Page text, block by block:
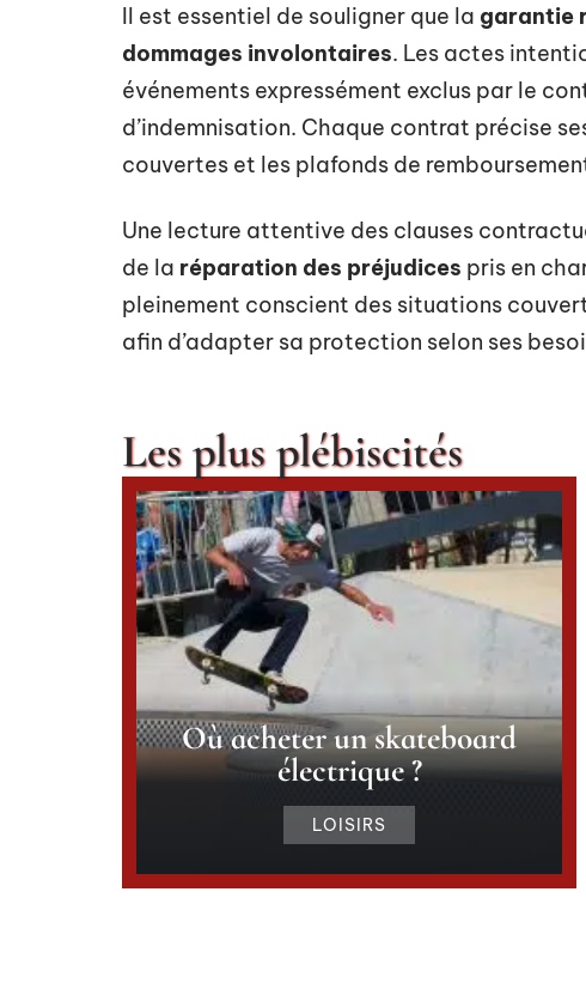
Il est essentiel de souligner que la garantie
dommages involontaires. Les actes
événements expressément exclus par le
d’indemnisation. Chaque contrat précise
couvertes et les plafonds de
Une lecture attentive des clauses
de la réparation des préjudices pris en
pleinement conscient des situations
afin d’adapter sa protection selon ses
Les plus plébiscités
Où acheter un skateboard
électrique ?
LOISIRS